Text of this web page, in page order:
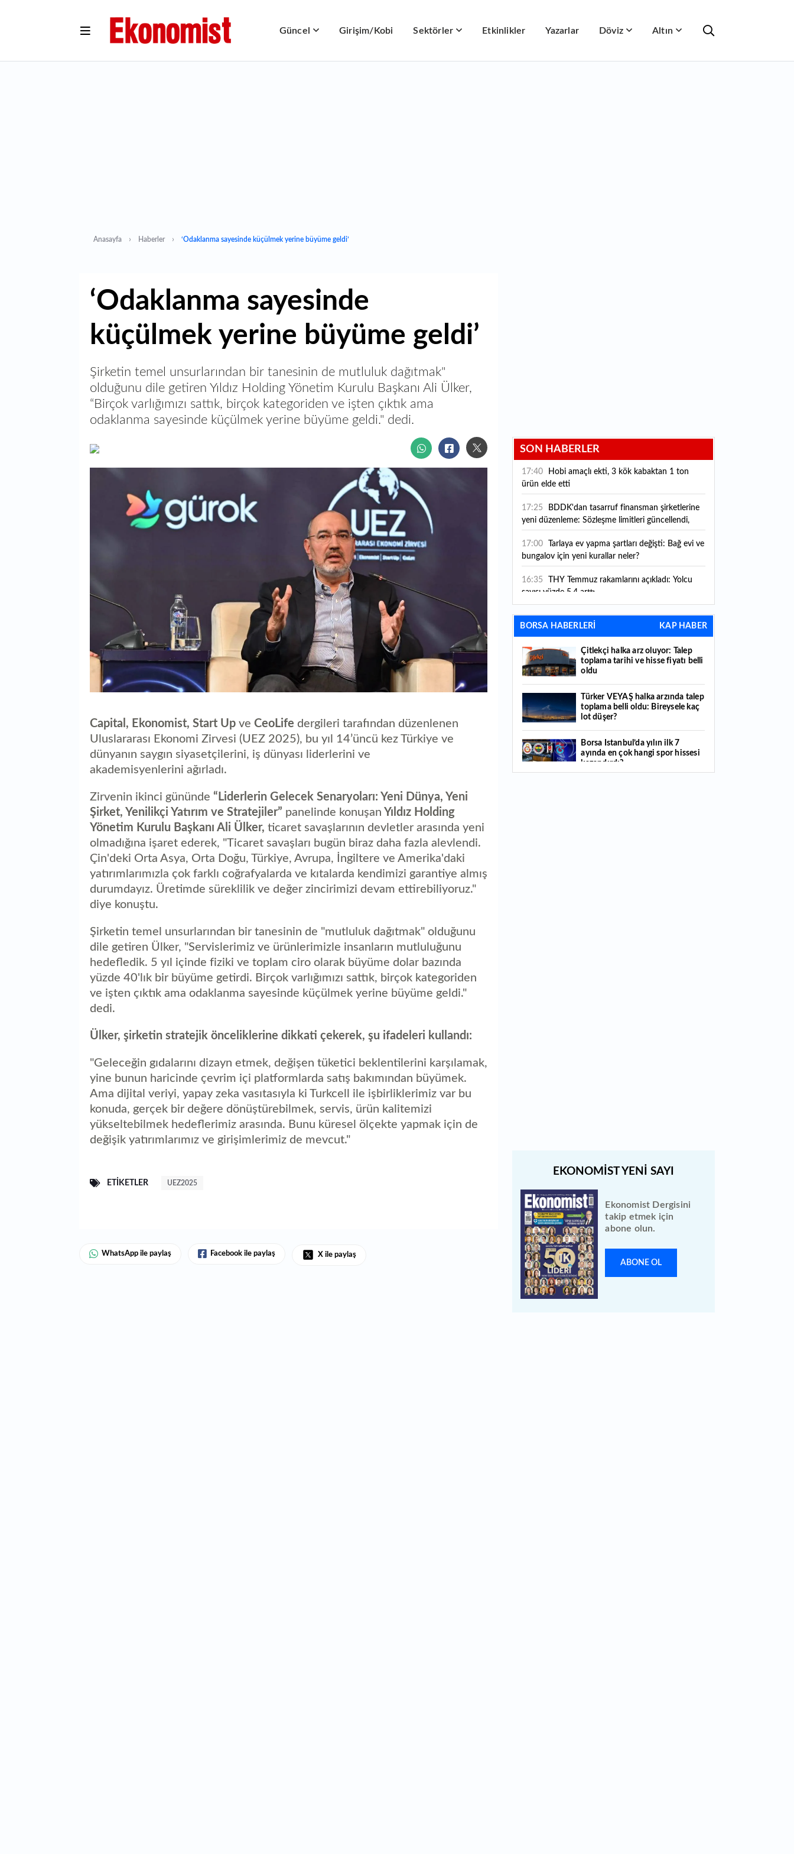
Güncel Girişim/Kobi Sektörler Etkinlikler Yazarlar Döviz Altın
Anasayfa Haberler ‘Odaklanma sayesinde küçülmek yerine büyüme geldi’
‘Odaklanma sayesinde
küçülmek yerine büyüme geldi’
Şirketin temel unsurlarından bir tanesinin de mutluluk dağıtmak"
olduğunu dile getiren Yıldız Holding Yönetim Kurulu Başkanı Ali Ülker,
“Birçok varlığımızı sattık, birçok kategoriden ve işten çıktık ama
odaklanma sayesinde küçülmek yerine büyüme geldi." dedi.
Capital, Ekonomist, Start Up ve CeoLife dergileri tarafından düzenlenen
Uluslararası Ekonomi Zirvesi (UEZ 2025), bu yıl 14’üncü kez Türkiye ve
dünyanın saygın siyasetçilerini, iş dünyası liderlerini ve
akademisyenlerini ağırladı.
Zirvenin ikinci gününde “Liderlerin Gelecek Senaryoları: Yeni Dünya, Yeni
Şirket, Yenilikçi Yatırım ve Stratejiler” panelinde konuşan Yıldız Holding
Yönetim Kurulu Başkanı Ali Ülker, ticaret savaşlarının devletler arasında yeni
olmadığına işaret ederek, "Ticaret savaşları bugün biraz daha fazla alevlendi.
Çin'deki Orta Asya, Orta Doğu, Türkiye, Avrupa, İngiltere ve Amerika'daki
yatırımlarımızla çok farklı coğrafyalarda ve kıtalarda kendimizi garantiye almış
durumdayız. Üretimde süreklilik ve değer zincirimizi devam ettirebiliyoruz."
diye konuştu.
Şirketin temel unsurlarından bir tanesinin de "mutluluk dağıtmak" olduğunu
dile getiren Ülker, "Servislerimiz ve ürünlerimizle insanların mutluluğunu
hedefledik. 5 yıl içinde fiziki ve toplam ciro olarak büyüme dolar bazında
yüzde 40'lık bir büyüme getirdi. Birçok varlığımızı sattık, birçok kategoriden
ve işten çıktık ama odaklanma sayesinde küçülmek yerine büyüme geldi."
dedi.
Ülker, şirketin stratejik önceliklerine dikkati çekerek, şu ifadeleri kullandı:
"Geleceğin gıdalarını dizayn etmek, değişen tüketici beklentilerini karşılamak,
yine bunun haricinde çevrim içi platformlarda satış bakımından büyümek.
Ama dijital veriyi, yapay zeka vasıtasıyla ki Turkcell ile işbirliklerimiz var bu
konuda, gerçek bir değere dönüştürebilmek, servis, ürün kalitemizi
yükseltebilmek hedeflerimiz arasında. Bunu küresel ölçekte yapmak için de
değişik yatırımlarımız ve girişimlerimiz de mevcut."
ETIKETLER UEZ2025
WhatsApp ile paylaş Facebook ile paylaş X ile paylaş
SON HABERLER
17:40
ürün elde etti
17:25
yeni düzenleme: Sözleşme limitleri güncellendi,
yeni kurallar yürürlüğe girdi
17:00
bungalov için yeni kurallar neler?
16:35
sayısı yüzde 5,4 arttı
16:27 Piyasaların beklediği veri geldi: ABD tarım
dışı istihdam rakamları açıklandı
16:24 Çitlekçi halka arz oluyor: Talep toplama
tarihi ve hisse fiyatı belli oldu
yapmak istediğini savundu
16:04 Boğaz’ın kıtaları birleştiren ruhu Memorial
16:01 Hafta sonu hava nasıl olacak?
BORSA HABERLERİ KAP HABER
Çitlekçi halka arz oluyor: Talep
toplama tarihi ve hisse fiyatı belli
oldu
Türker VEYAŞ halka arzında talep
toplama belli oldu: Bireysele kaç
lot düşer?
Borsa İstanbul’da yılın ilk 7
ayında en çok hangi spor hissesi
kazandırdı?
Ekonomist Dergisini
takip etmek için
abone olun.
ABONE OL